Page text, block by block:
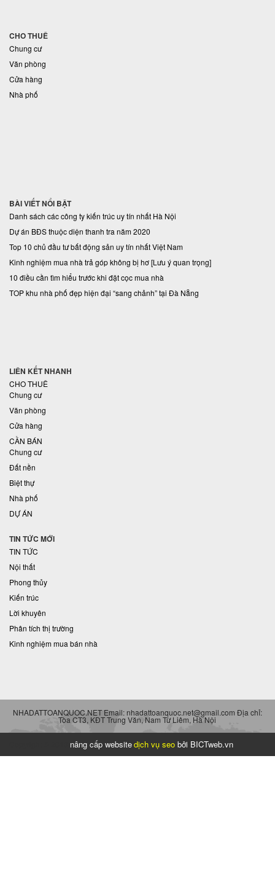
CHO THUÊ
Chung cư
Văn phòng
Cửa hàng
Nhà phố
BÀI VIẾT NỔI BẬT
Danh sách các công ty kiến trúc uy tín nhất Hà Nội
Dự án BĐS thuộc diện thanh tra năm 2020
Top 10 chủ đầu tư bất động sản uy tín nhất Việt Nam
Kinh nghiệm mua nhà trả góp không bị hơ [Lưu ý quan trọng]
10 điều cần tìm hiểu trước khi đặt cọc mua nhà
TOP khu nhà phố đẹp hiện đại “sang chảnh” tại Đà Nẵng
LIÊN KẾT NHANH
CHO THUÊ
Chung cư
Văn phòng
Cửa hàng
CẦN BÁN
Chung cư
Đất nền
Biệt thự
Nhà phố
DỰ ÁN
TIN TỨC MỚI
TIN TỨC
Nội thất
Phong thủy
Kiến trúc
Lời khuyên
Phân tích thị trường
Kinh nghiệm mua bán nhà
NHADATTOANQUOC.NET Email: nhadattoanquoc.net@gmail.com Địa chỉ:
Tòa CT3, KĐT Trung Văn, Nam Từ Liêm, Hà Nội
nâng cấp websitedịch vụ seo bởi BICTweb.vn